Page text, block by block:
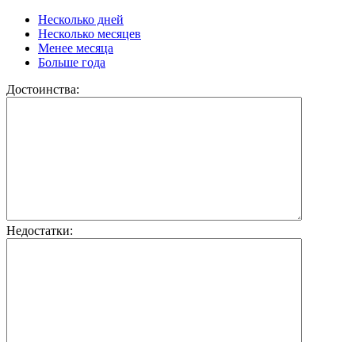
Несколько дней
Несколько месяцев
Менее месяца
Больше года
Достоинства:
Недостатки: